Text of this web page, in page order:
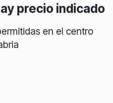
precio indicado
en el centro